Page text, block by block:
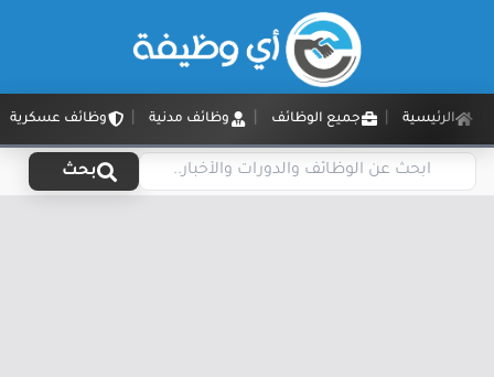
الرئيسية جميع الوظائف وظائف مدنية وظائف عسكرية
بحث